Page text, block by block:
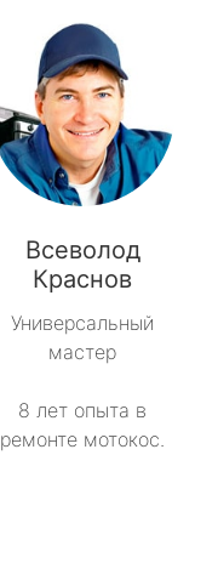
Всеволод
Краснов
Универсальный
мастер
8 лет опыта в
ремонте мотокос.